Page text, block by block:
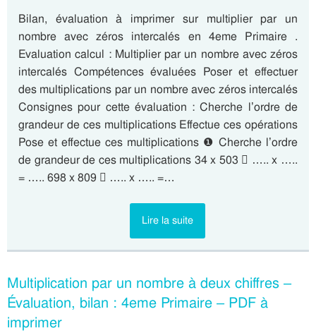
Bilan, évaluation à imprimer sur multiplier par un
nombre avec zéros intercalés en 4eme Primaire .
Evaluation calcul : Multiplier par un nombre avec zéros
intercalés Compétences évaluées Poser et effectuer
des multiplications par un nombre avec zéros intercalés
Consignes pour cette évaluation : Cherche l’ordre de
grandeur de ces multiplications Effectue ces opérations
Pose et effectue ces multiplications ❶ Cherche l’ordre
de grandeur de ces multiplications 34 x 503  ….. x …..
= ….. 698 x 809  ….. x ….. =…
Lire la suite
Multiplication par un nombre à deux chiffres –
Évaluation, bilan : 4eme Primaire – PDF à
imprimer